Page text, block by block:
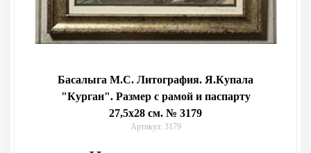
Басалыга М.С. Литография. Я.Купала
"Курган". Размер с рамой и паспарту
27,5х28 см. № 3179
Артикул: 3179